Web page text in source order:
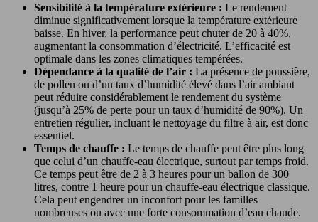
Sensibilité à la température extérieure : Le rendement
diminue significativement lorsque la température extérieure
baisse. En hiver, la performance peut chuter de 20 à 40%,
augmentant la consommation d’électricité. L’efficacité est
optimale dans les zones climatiques tempérées.
Dépendance à la qualité de l’air : La présence de poussière,
de pollen ou d’un taux d’humidité élevé dans l’air ambiant
peut réduire considérablement le rendement du système
(jusqu’à 25% de perte pour un taux d’humidité de 90%). Un
entretien régulier, incluant le nettoyage du filtre à air, est donc
essentiel.
Temps de chauffe : Le temps de chauffe peut être plus long
que celui d’un chauffe-eau électrique, surtout par temps froid.
Ce temps peut être de 2 à 3 heures pour un ballon de 300
litres, contre 1 heure pour un chauffe-eau électrique classique.
Cela peut engendrer un inconfort pour les familles
nombreuses ou avec une forte consommation d’eau chaude.